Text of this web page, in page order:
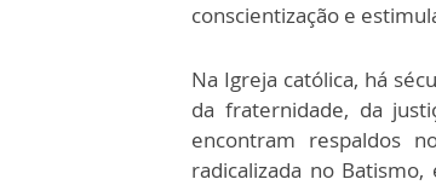
conscientização e
Na Igreja católica, há
da fraternidade, da
encontram respaldos
radicalizada no